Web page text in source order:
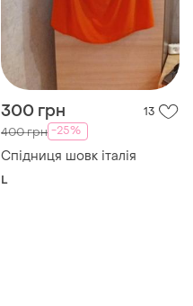
300 грн 13
400 грн -25%
Спідниця шовк італія
L